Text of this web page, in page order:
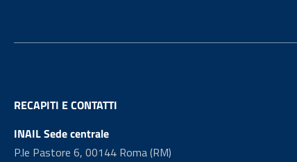
RECAPITI E CONTATTI
INAIL Sede centrale
P.le Pastore 6, 00144 Roma (RM)